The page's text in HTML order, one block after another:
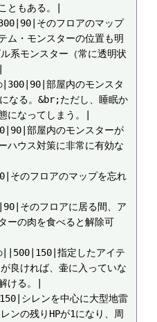
ともある。|
そのフロアのマップ
ム・モンスターの位置も明
系モンスター（常に透明状
部屋内のモンスタ
なる。&br;ただし、睡眠か
になってしまう。|
部屋内のモンスターが
ハウス対策に非常に有効な
のフロアのマップを忘れ
そのフロアに居る間、ア
ーの肉を食べると解除可
指定したアイテ
良ければ、壷に入っていな
ける。|
シレンを中心に大型地雷
ンの残りHPが1になり、周